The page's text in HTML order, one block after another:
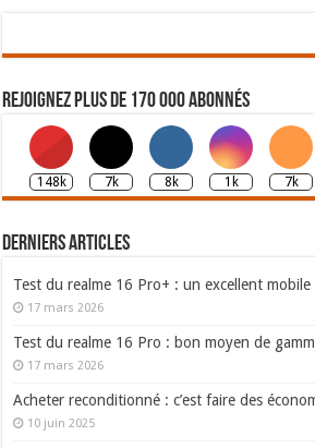
Rejoignez plus de 170 000 abonnés
148k 7k 8k 1k 7k
Derniers articles
Test du realme 16 Pro+ : un excellent
17 mars 2026
Test du realme 16 Pro : bon moyen de
17 mars 2026
Acheter reconditionné : c’est faire des
10 juin 2025